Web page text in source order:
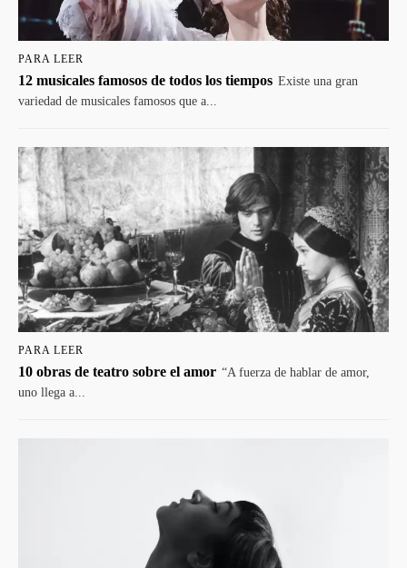
PARA LEER
12 musicales famosos de todos los tiempos Existe una gran
variedad de musicales famosos que a...
PARA LEER
10 obras de teatro sobre el amor “A fuerza de hablar de amor,
uno llega a...